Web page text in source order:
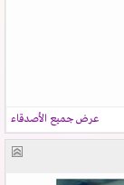
عرض جميع الأصدقاء